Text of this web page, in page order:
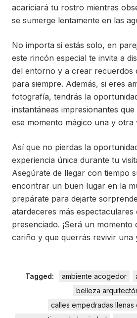
acariciará tu rostro mientras
se sumerge lentamente en las
No importa si estás solo, en
este rincón especial te invita a
del entorno y a crear recuerdos
para siempre. Además, si eres
fotografía, tendrás la
instantáneas impresionantes
ese momento mágico una y otra
Así que no pierdas la
experiencia única durante tu
Asegúrate de llegar con tiempo
encontrar un buen lugar en la
prepárate para dejarte
atardeceres más espectaculares
presenciado. ¡Será un
cariño y que querrás revivir una
Tagged: ambiente acogedor
belleza
calles empedradas llenas